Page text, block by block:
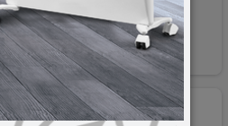
0,60KM